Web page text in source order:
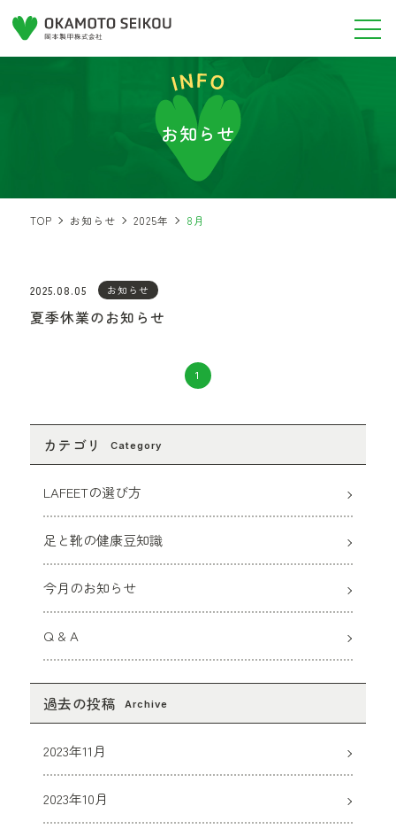
お知らせ
TOP お知らせ 2025年 8月
2025.08.05 お知らせ
夏季休業のお知らせ
1
カテゴリ Category
LAFEETの選び方
足と靴の健康豆知識
今月のお知らせ
Q & A
過去の投稿 Archive
2023年11月
2023年10月